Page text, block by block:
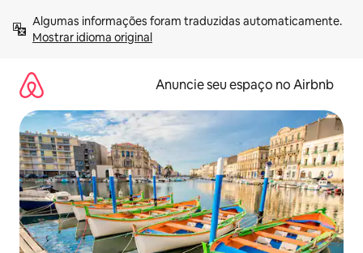
para
Mostrar idioma original
Anuncie seu espaço no Airbnb